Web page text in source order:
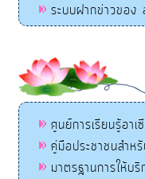
ระบบฝากข่าวของ
ศูนย์การเรียนรู้อา
คู่มือประชาชนสำห
มาตรฐานการให้บ